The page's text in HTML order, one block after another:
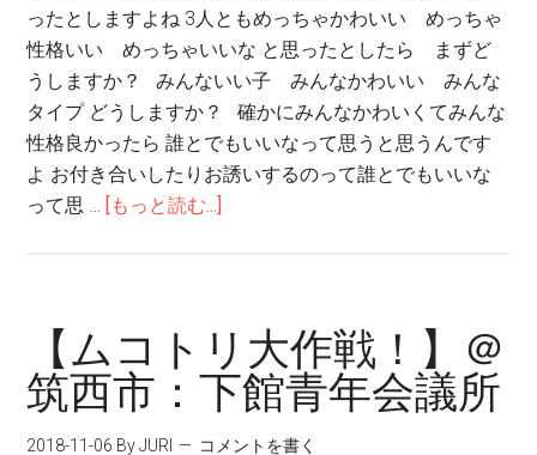
ったとしますよね 3人ともめっちゃかわいい めっちゃ
性格いい めっちゃいいな と思ったとしたら まずど
うしますか？ みんないい子 みんなかわいい みんな
タイプ どうしますか？ 確かにみんなかわいくてみんな
性格良かったら 誰とでもいいなって思うと思うんです
よ お付き合いしたりお誘いするのって誰とでもいいな
って思 … [もっと読む...]
【ムコトリ大作戦！】＠
筑西市：下館青年会議所
2018-11-06 By JURI コメントを書く